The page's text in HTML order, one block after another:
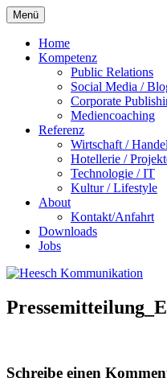
Menü Zum
Inhalt
springen
Home
Kompetenz
Public Relations
Social Media /
Corporate
Mediencoaching
Referenz
Wirtschaft / Handel
Hotellerie /
Technologie / IT
Kultur / Lifestyle
About
Kontakt/Anfahrt
Downloads
Jobs
Schreibe einen